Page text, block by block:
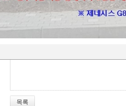
조은카랜드
2025.08.19 12:50
목록